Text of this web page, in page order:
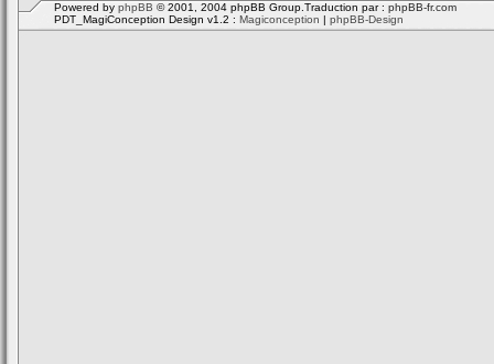
Powered by phpBB © 2001, 2004 phpBB Group.Traduction par : phpBB-fr.com
PDT_MagiConception Design v1.2 : Magiconception | phpBB-Design